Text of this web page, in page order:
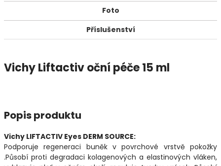
Foto
Příslušenství
Vichy Liftactiv oční péče 15 ml
Popis produktu
Vichy LIFTACTIV Eyes DERM SOURCE:
Podporuje regeneraci buněk v povrchové vrstvě pokožky
.Působí proti degradaci kolagenových a elastinových vláken,